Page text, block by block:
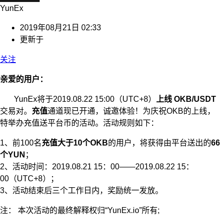
YunEx
2019年08月21日 02:33
更新于
关注
亲爱的用户：
YunEx将于2019.08.22 15:00（UTC+8）
上线 OKB/USDT
交易对。 充值通道现已开通，诚邀体验！为庆祝OKB的上线，
特举办充值送平台币的活动。活动规则如下：
1、前100名充值大于10个OKB的用户，将获得由平台送出的66
个YUN ；
2、活动时间：2019.08.21 15：00——2019.08.22 15：
00（UTC+8）；
3、活动结束后三个工作日内，奖励统一发放。
注： 本次活动的最终解释权归“YunEx.io”所有;